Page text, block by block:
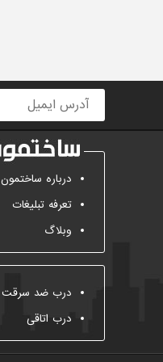
درباره ساختمون
تعرفه تبلیغات
وبلاگ
درب ضد سرقت
درب اتاقی